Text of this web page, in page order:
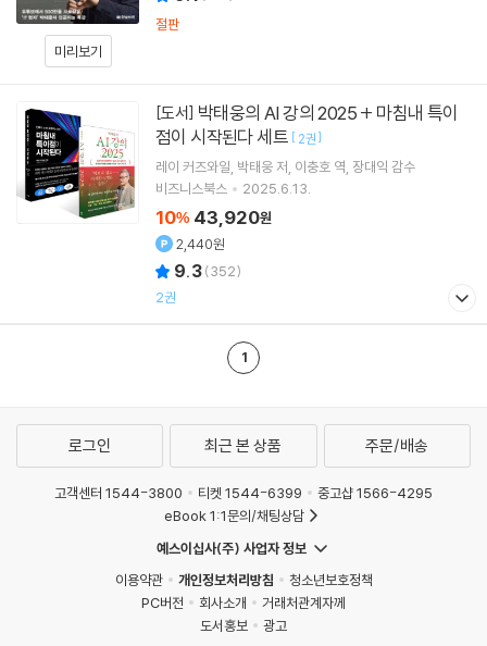
미리보기
절판
[도서]
점이 시작된다 세트 [ 2권]
레이 커즈와일 박태웅저 이충호 역 장대익 감수
비즈니스북스
2025.6.13.
10% 43,920원
2,440원
9.3(352)
2권
1
로그인 최근 본 상품 주문/배송
고객센터 1544-3800 티켓 1544-6399
중고샵 1566-4295
eBook 1:1문의/채팅상담
예스이십사(주) 사업자 정보
이용약관
개인정보처리방침
청소년보호정책
PC버전
회사소개
거래처관계자께
도서홍보
광고